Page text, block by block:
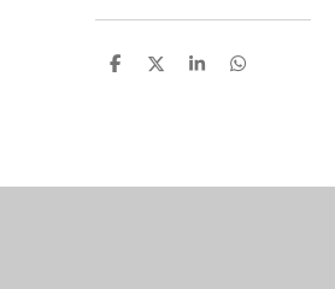
D
D
S
D